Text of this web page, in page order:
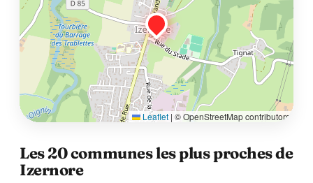
Leaflet | © OpenStreetMap contributors
Les 20 communes les plus proches de
Izernore